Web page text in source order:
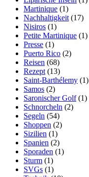
Martinique (1)
Nachhaltigkeit (17)
Nisiros (1)
Petite Martinique (1)
Presse (1)
Puerto Rico (2)
Reisen (68)
Rezept (13)
Saint-Barthélemy (1)
Samos (2)
Saronischer Golf(1)
Schnorcheln (2)
Segeln (54)
Shoppen (2)
Sizilien (1)
Spanien (2)
Sporaden (1)
Sturm (1)
SVGs (1)